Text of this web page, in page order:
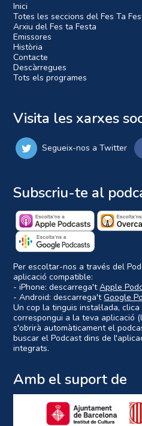
Inici
Totes les seccions del Fes Ta
Arxiu del Fes ta Festa
Emissores
Història
Contacte
Descàrregues
Tots els programes
Visita les xarxes
Segueix-nos a Twitter
Subscriu-te al
Per escoltar-nos a través del
aplicació compatible:
- iPhone: descarrega'tApple
- Android: descarrega'tGoogle
Un cop la tinguis instal·lada,
correspongui a la teva aplicació
s'obrirà automàticament el
buscar el Podcast dins de
integrats.
Amb el suport de